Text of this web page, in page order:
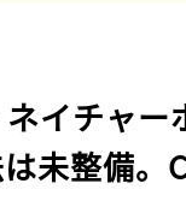
ネイチャー
未整備。